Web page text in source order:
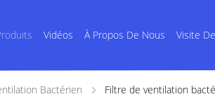
Vidéos À Propos De Nous Visite
Bactérien Filtre de ventilation